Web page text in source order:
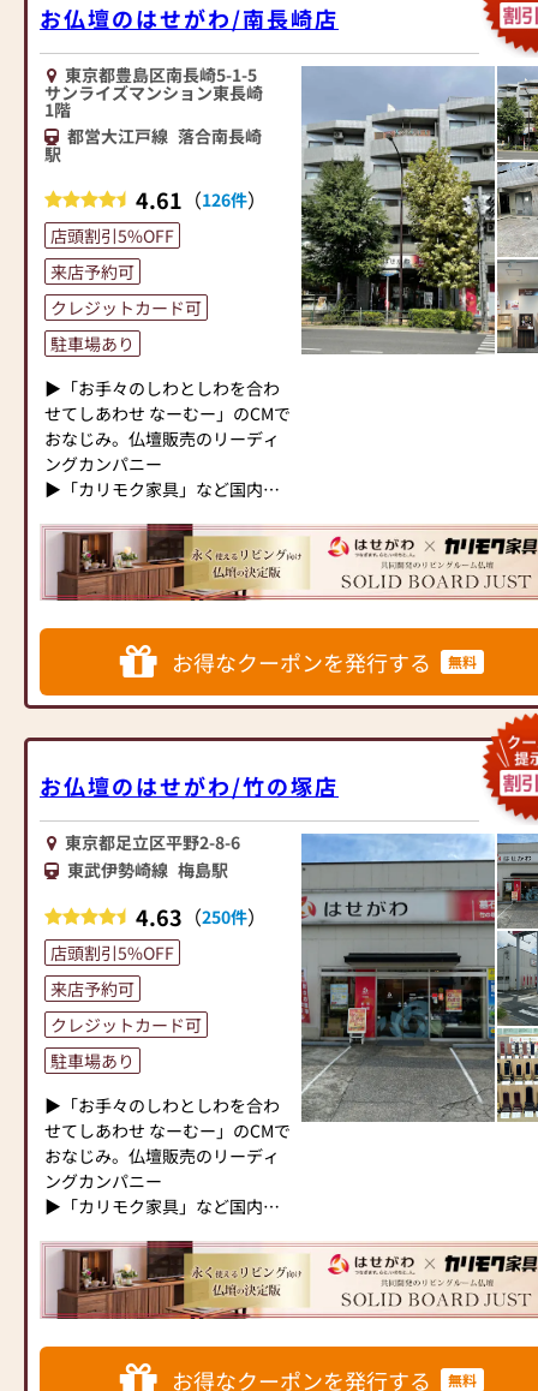
立てなど、お仏壇のセットや個
別のアイテムも豊富に揃えてお
ります。お好みやご自宅のお仏
壇に合わせて、お求めいただけ
ます。
当店の魅力は、品質と価格のバ
お求めやすい価格を実現してい
ます。お客様に長くご利用いた
だけるような耐久性のある商品
を取り扱っておりますので、安
心してお買い物をお楽しみいた
だけます。
また、スタッフ一同、お客様の
ご要望に丁寧にお応えいたしま
す。お仏壇や仏具に関するご質
問やご相談にも親身にお答え
し、最適なアドバイスをいたし
ます。お客様のご満足度を最優
先に考え、心からのおもてなし
を提供いたします。
お仏壇のはせがわでは、お客様
の大切なご供養に寄り添い、お
手伝いさせていただきます。ぜ
ひ一度、当店にお越しくださ
い。心地よい空間で、お仏壇や
仏具をご覧いただけます。スタ
ッフ一同、心よりお待ちしてお
品整理のご相談
予約ボタン」からお申込くださ
い)
●お電話(ご相談や商品のご注文
を承ります。お電話時に「いい
仏壇を見た」とお伝えください)
●訪問(はせがわの専門スタッフ
がご相談や商品ご購入のお手続
きを致します)
≪お仏壇のはせがわよりお客様
へ≫
「仏壇や仏具をお探しでした
越しください。当店は幅広い品
揃えとリーズナブルな価格でお
客様をお迎えしています。
仏壇には様々な種類がございま
す。伝統的な木製の仏壇やモダ
ンなデザインの仏壇、またコン
パクトなサイズの仏壇など、お
客様のご要望に合わせて選ぶこ
とができます。仏壇の素材や彫
刻、仏像の種類も豊富にご用意
しておりますので、心からご供
養いただける仏壇を見つけてい
ただけます。
立てなど、お仏壇のセットや個
別のアイテムも豊富に揃えてお
ります。お好みやご自宅のお仏
壇に合わせて、お求めいただけ
ます。
当店の魅力は、品質と価格のバ
ランスです。品質に妥協せず、
お求めやすい価格を実現してい
ます。お客様に長くご利用いた
だけるような耐久性のある商品
を取り扱っておりますので、安
心してお買い物をお楽しみいた
だけます。
また、スタッフ一同、お客様の
ご要望に丁寧にお応えいたしま
す。お仏壇や仏具に関するご質
問やご相談にも親身にお答え
し、最適なアドバイスをいたし
先に考え、心からのおもてなし
を提供いたします。
お仏壇のはせがわでは、お客様
ひ一度、当店にお越しくださ
では、さまざまな供養（対話の
場づくり）の形をご提案してお
ります。ご自身、ご家族にあっ
た供養の形について、迷うこと
や、お困りのことなどございま
したら、ぜひ、お気軽にご相談
仏具・お位牌・お線香・お念珠
等、豊富にご用意しておりま
す。1,000種類以上の組み合わせ
の中からお客様に合ったお仏
壇・お仏具をご提案いたしま
す。
≪「カリモク家具」との協同開
発≫
お仏壇のはせがわは、日本を代
表する家具メーカー「カリモク
家具」との協同開発で、現代の
住宅にあったモダンなお仏壇を
作っています。他にも国内の家
具専門メーカーと作り上げたお
仏壇コレクションがあり、祈る
人と偲ぶ人をつなぐ新しいカタ
チを提案します。
≪はせがわ店舗サービスのご案
内≫
●ご来店予約(ページ内の「来店
予約ボタン」からお申込くださ
い)
●お電話(ご相談や商品のご注文
を承ります。お電話時に「いい
仏壇を見た」とお伝えください)
●訪問(はせがわの専門スタッフ
がご相談や商品ご購入のお手続
きを致します)
≪お仏壇のはせがわよりお客様
へ≫
ら、ぜひお仏壇のはせがわにお
越しください。当店は幅広い品
揃えとリーズナブルな価格でお
客様をお迎えしています。
仏壇には様々な種類がございま
ンなデザインの仏壇、またコン
パクトなサイズの仏壇など、お
客様のご要望に合わせて選ぶこ
刻、仏像の種類も豊富にご用意
しておりますので、心からご供
お仏壇のはせがわ/南長崎店
東京都豊島区南長崎5-1-5
サンライズマンション東長崎
1階
都営大江戸線 落合南長崎
駅
4.61 （126件）
店頭割引5%OFF
来店予約可
クレジットカード可
駐車場あり
▶「お手々のしわとしわを合わ
せてしあわせ なーむー」のCMで
おなじみ。仏壇販売のリーディ
ングカンパニー
▶「カリモク家具」など国内家
ンテリアにマッチするお仏壇を
展開
国内130店舗以上のスケールメ
リットと東証上場の信頼。創業
以来、親切・丁寧な説明と対応
を心がけ、年間約25,000基のお
仏壇、約3,000基のお墓を納めて
では、さまざまな供養（対話の
場づくり）の形をご提案してお
ります。ご自身、ご家族にあっ
た供養の形について、迷うこと
したら、ぜひ、お気軽にご相談
ください。店内にはお仏壇・お
仏具・お位牌・お線香・お念珠
等、豊富にご用意しておりま
す。1,000種類以上の組み合わせ
の中からお客様に合ったお仏
壇・お仏具をご提案いたしま
す。
≪「カリモク家具」との協同開
発≫
お仏壇のはせがわは、日本を代
表する家具メーカー「カリモク
家具」との協同開発で、現代の
住宅にあったモダンなお仏壇を
作っています。他にも国内の家
具専門メーカーと作り上げたお
仏壇コレクションがあり、祈る
人と偲ぶ人をつなぐ新しいカタ
お得なクーポンを発行する 無料
お仏壇のはせがわ/竹の塚店
東京都足立区平野2-8-6
東武伊勢崎線 梅島駅
4.63 （250件）
店頭割引5%OFF
来店予約可
クレジットカード可
駐車場あり
▶「お手々のしわとしわを合わ
せてしあわせ なーむー」のCMで
おなじみ。仏壇販売のリーディ
ングカンパニー
▶「カリモク家具」など国内家
ンテリアにマッチするお仏壇を
展開
国内130店舗以上のスケールメ
リットと東証上場の信頼。創業お得なクーポンを発行する 無料